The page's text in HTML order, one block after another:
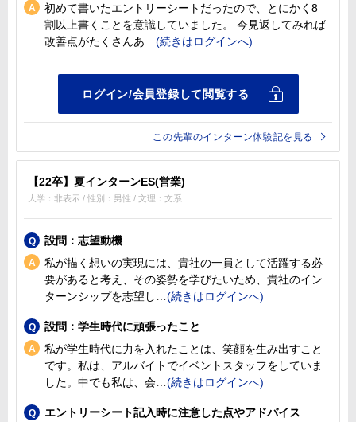
初めて書いたエントリーシートだったので、とにかく8
割以上書くことを意識していました。 今見返してみれば
改善点がたくさんあ
この先輩のインターン体験記を見る
【22卒】夏インターンES(営業)
大学：非表示 / 性別：男性 / 文理：文系
設問：志望動機
私が描く想いの実現には、貴社の一員として活躍する必
要があると考え、その姿勢を学びたいため、貴社のイン
ターンシップを志望し
設問：学生時代に頑張ったこと
私が学生時代に力を入れたことは、笑顔を生み出すこと
です。私は、アルバイトでイベントスタッフをしていま
した。中でも私は、会
エントリーシート記入時に注意した点やアドバイス